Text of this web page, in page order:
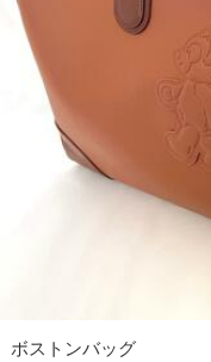
ボストンバッグ